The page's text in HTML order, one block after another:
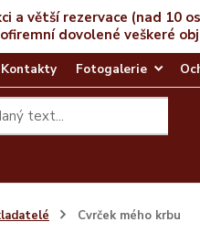
a větší rezervace (nad 10
dovolené veškeré
Kontakty Fotogalerie
Cvrček mého krbu